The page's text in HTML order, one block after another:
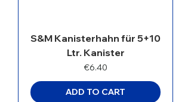
S&M Kanisterhahn für 5+10
Ltr. Kanister
Price
€6.40
ADD TO CART